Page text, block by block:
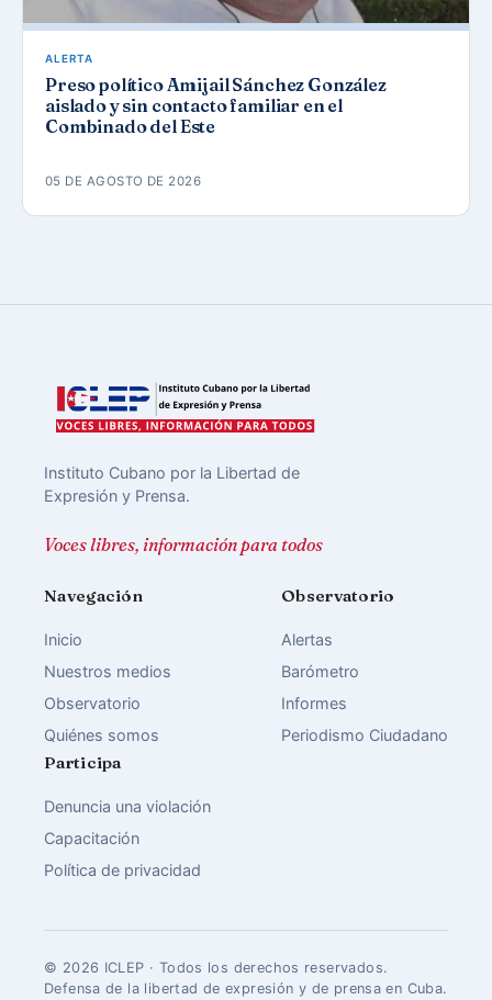
ALERTA
Preso político Amijail Sánchez González
aislado y sin contacto familiar en el
Combinado del Este
05 DE AGOSTO DE 2026
Instituto Cubano por la Libertad de
Expresión y Prensa.
Voces libres, información para todos
Navegación
Inicio
Nuestros medios
Observatorio
Quiénes somos
Observatorio
Alertas
Barómetro
Informes
Periodismo Ciudadano
Participa
Denuncia una violación
Capacitación
Política de privacidad
© 2026 ICLEP · Todos los derechos reservados.
Defensa de la libertad de expresión y de prensa en Cuba.